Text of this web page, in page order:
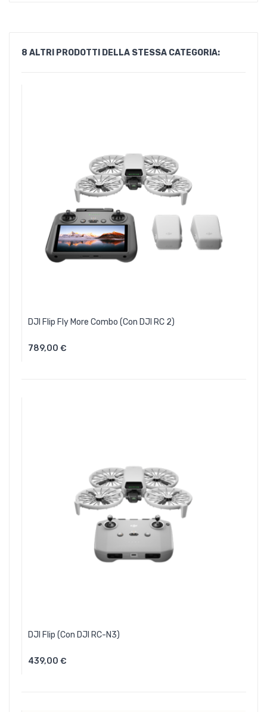
8 ALTRI PRODOTTI DELLA STESSA CATEGORIA:
DJI Flip Fly More Combo (con DJI RC 2)
789,00 €Aggiungi Al Carrello
DJI Flip (con DJI RC-N3)
439,00 €Aggiungi Al Carrello